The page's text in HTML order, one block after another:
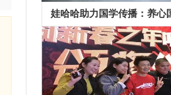
娃哈哈助力国学传播：养心